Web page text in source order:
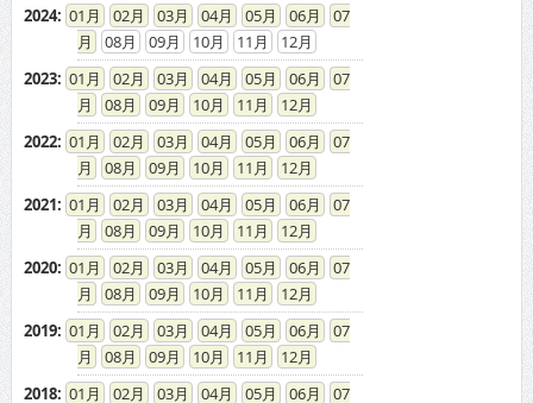
2024: 01 02 03 04 05 06
07
08
09 10 11
12
2023: 01 02 03 04 05 06
07
08
09 10 11
12
2022: 01 02 03 04 05 06
07
08
09 10 11
12
2021: 01 02 03 04 05 06
07
08
09 10 11
12
2020: 01 02 03 04 05 06
07
08
09 10 11
12
2019: 01 02 03 04 05 06
07
08
09 10 11
12
2018: 01 02 03 04 05 06
07